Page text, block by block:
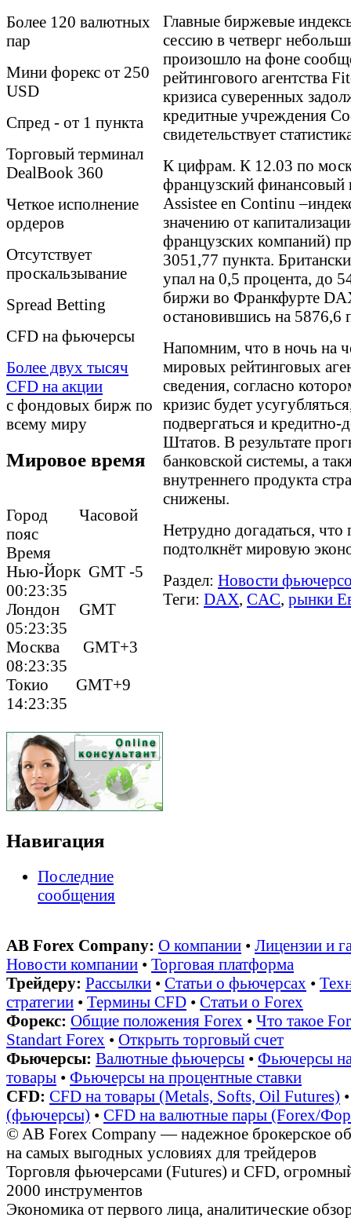
Более 120 валютных
пар
Мини форекс от 250
USD
Спред - от 1 пункта
Торговый терминал
DealBook 360
Четкое исполнение
ордеров
Отсутствует
проскальзывание
Spreаd Betting
CFD на фьючерсы
Более двух тысяч
CFD на акции
с фондовых бирж по
всему миру
Мировое время
Город Часовой
пояс
Время
Нью-Йорк GMT -5
00:23:35
Лондон GMT
05:23:35
Москва GMT+3
08:23:35
Токио GMT+9
14:23:35
Навигация
Последние
сообщения
Главные биржевые
сессию в четверг
произошло на фоне
рейтингового агентства
кризиса суверенных
кредитные учреждения
свидетельствует
К цифрам. К 12.03 по
французский
Assistee en Continu
значению от
французских компаний)
3051,77 пункта.
упал на 0,5 процента, до
биржи во Франкфурте
остановившись на 5876,6
Напомним, что в ночь на
мировых рейтинговых
сведения, согласно
кризис будет
подвергаться и
Штатов. В результате
банковской системы, а
внутреннего продукта
снижены.
Нетрудно догадаться,
подтолкнёт мировую
Раздел: Новости
Теги: DAX, CAC, рынки
AB Forex Company: О компании • Лицензии и
Новости компании • Торговая платформа
Трейдеру: Рассылки • Статьи о фьючерсах •
стратегии • Термины CFD • Статьи о Forex
Форекс: Общие положения Forex • Что такое
Standart Forex • Открыть торговый счет
Фьючерсы: Валютные фьючерсы • Фьючерсы
товары • Фьючерсы на процентные ставки
CFD: CFD на товары (Metals, Softs, Oil Futures)
(фьючерсы) • CFD на валютные пары (Forex/
© AB Forex Company — надежное брокерское
на самых выгодных условиях для трейдеров
Торговля фьючерсами (Futures) и CFD,
2000 инструментов
Экономика от первого лица, аналитические